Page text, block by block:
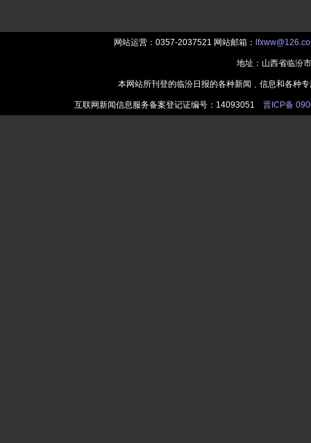
网站运营：0357-2037521 网站邮箱：
地址：山西省临汾
本网站所刊登的临汾日报的各种新闻﹑信息和各种
互联网新闻信息服务备案登记证编号：14093051 晋ICP备